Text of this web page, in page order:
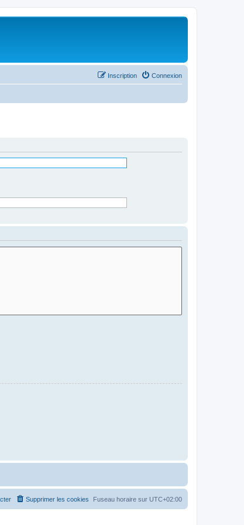
Connexion
Inscription
Fuseau horaire sur UTC+02:00
Supprimer les cookies